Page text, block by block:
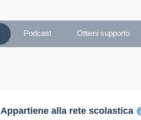
Podcast Ottieni supporto
Appartiene alla rete scolastica